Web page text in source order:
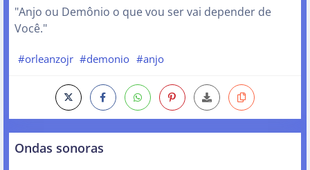
"Anjo ou Demônio o que vou ser vai depender de
Você."
#orleanzojr #demonio #anjo
Ondas sonoras